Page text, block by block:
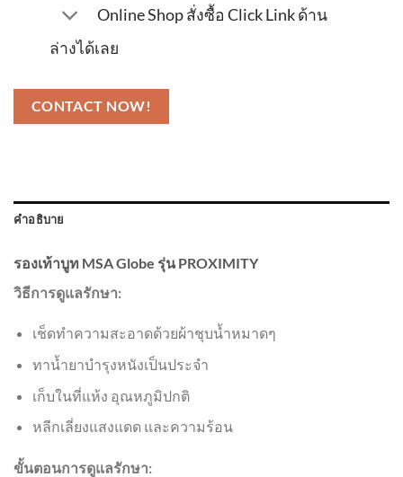
Online Shop สั่งซื้อ Click Link ด้าน
ล่างได้เลย
คำอธิบาย
รองเท้าบูท MSA Globe รุ่น PROXIMITY
วิธีการดูแลรักษา:
เช็ดทำความสะอาดด้วยผ้าชุบน้ำหมาดๆ
ทาน้ำยาบำรุงหนังเป็นประจำ
เก็บในที่แห้ง อุณหภูมิปกติ
หลีกเลี่ยงแสงแดด และความร้อน
ขั้นตอนการดูแลรักษา: